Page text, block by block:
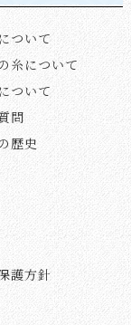
ついて
糸について
ついて
問
歴史
護方針